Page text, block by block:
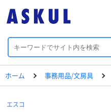
ホーム 事務用品/文房具
エスコ